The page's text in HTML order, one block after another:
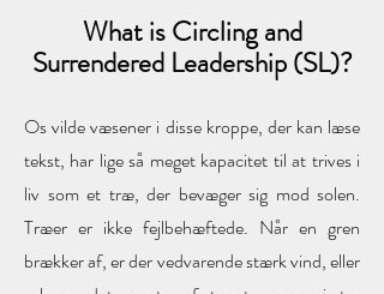
What is Circling and
Surrendered Leadership (SL)?
Os vilde væsener i disse kroppe, der kan læse
tekst, har lige så meget kapacitet til at trives i
liv som et træ, der bevæger sig mod solen.
Træer er ikke fejlbehæftede. Når en gren
brækker af, er der vedvarende stærk vind, eller